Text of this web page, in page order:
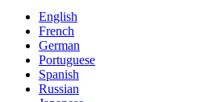
English
French
German
Portuguese
Spanish
Russian